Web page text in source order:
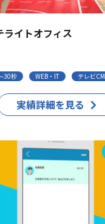
ライトオフィス
30秒 WEB・IT テレビCM
実績詳細を見る